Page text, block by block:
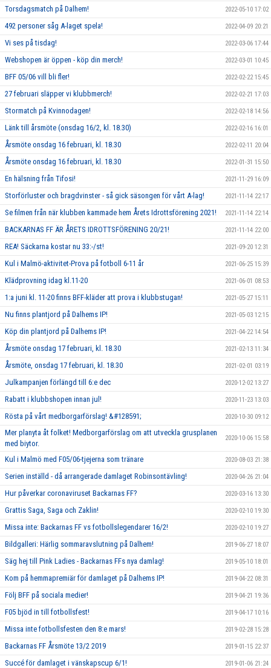
Torsdagsmatch på Dalhem! 2022-05-10 17:02
492 personer såg A-laget spela! 2022-04-09 20:21
Vi ses på tisdag! 2022-03-06 17:44
Webshopen är öppen - köp din merch! 2022-03-01 10:45
BFF 05/06 vill bli fler! 2022-02-22 15:45
27 februari släpper vi klubbmerch! 2022-02-21 17:03
Stormatch på Kvinnodagen! 2022-02-18 14:56
Länk till årsmöte (onsdag 16/2, kl. 18.30) 2022-02-16 16:01
Årsmöte onsdag 16 februari, kl. 18.30 2022-02-11 20:04
Årsmöte onsdag 16 februari, kl. 18.30 2022-01-31 15:50
En hälsning från Tifosi! 2021-11-29 16:09
Storförluster och bragdvinster - så gick säsongen för vårt A-lag! 2021-11-14 22:17
Se filmen från när klubben kammade hem Årets Idrottsförening 2021! 2021-11-14 22:14
BACKARNAS FF ÄR ÅRETS IDROTTSFÖRENING 20/21! 2021-11-14 22:00
REA! Säckarna kostar nu 33:-/st! 2021-09-20 12:31
Kul i Malmö-aktivitet-Prova på fotboll 6-11 år 2021-06-25 15:39
Klädprovning idag kl.11-20 2021-06-01 08:53
1:a juni kl. 11-20 finns BFF-kläder att prova i klubbstugan! 2021-05-27 15:11
Nu finns plantjord på Dalhems IP! 2021-05-03 12:15
Köp din plantjord på Dalhems IP! 2021-04-22 14:54
Årsmöte onsdag 17 februari, kl. 18.30 2021-02-13 11:34
Årsmöte, onsdag 17 februari, kl. 18.30 2021-02-01 03:19
Julkampanjen förlängd till 6:e dec 2020-12-02 13:27
Rabatt i klubbshopen innan jul! 2020-11-23 13:03
Rösta på vårt medborgarförslag! &#128591; 2020-10-30 09:12
Mer planyta åt folket! Medborgarförslag om att utveckla grusplanen
med biytor.
2020-10-06 15:58
Kul i Malmö med F05/06-tjejerna som tränare 2020-08-03 21:38
Serien inställd - då arrangerade damlaget Robinsontävling! 2020-04-26 21:04
Hur påverkar coronaviruset Backarnas FF? 2020-03-16 13:30
Grattis Saga, Saga och Zaklin! 2020-02-10 19:30
Missa inte: Backarnas FF vs fotbollslegendarer 16/2! 2020-02-10 19:27
Bildgalleri: Härlig sommaravslutning på Dalhem! 2019-06-27 18:07
Säg hej till Pink Ladies - Backarnas FFs nya damlag! 2019-05-10 18:01
Kom på hemmapremiär för damlaget på Dalhems IP! 2019-04-22 08:31
Följ BFF på sociala medier! 2019-04-21 19:36
F05 bjöd in till fotbollsfest! 2019-04-17 10:16
Missa inte fotbollsfesten den 8:e mars! 2019-02-28 15:28
Backarnas FF Årsmöte 13/2 2019 2019-01-15 22:37
Succé för damlaget i vänskapscup 6/1! 2019-01-06 21:24